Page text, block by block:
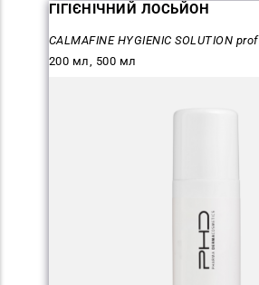
ГІГІЄНІЧНИЙ ЛОСЬЙОН
CALMAFINE HYGIENIC SOLUTION prof
200 мл, 500 мл